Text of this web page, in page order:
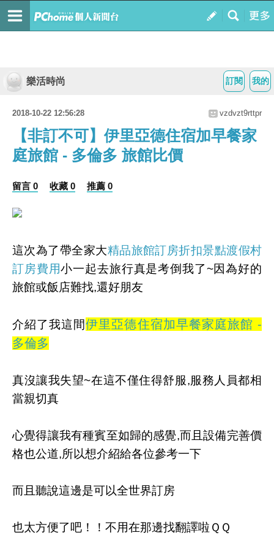
我的
訂閱
樂活時尚
2018-10-22 12:56:28 vzdvzt9rttpr
【非訂不可】伊里亞德住宿加早餐家
庭旅館 - 多倫多 旅館比價
留言 0 收藏 0 推薦 0
這次為了帶全家大精品旅館訂房折扣景點渡假村
訂房費用小一起去旅行真是考倒我了~因為好的
旅館或飯店難找,還好朋友
介紹了我這間伊里亞德住宿加早餐家庭旅館 -
多倫多
真沒讓我失望~在這不僅住得舒服,服務人員都相
當親切真
心覺得讓我有種賓至如歸的感覺,而且設備完善價
格也公道,所以想介紹給各位參考一下
而且聽說這邊是可以全世界訂房
也太方便了吧！！不用在那邊找翻譯啦ＱＱ